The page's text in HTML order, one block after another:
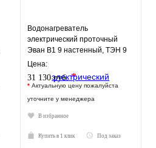
Водонагреватель
электрический проточный
Эван В1 9 настенный, ТЭН 9
кВт.
Цена:
31 130 руб.*
* Актуальную цену пожалуйста
уточните у менеджера
В избранное
Купить в 1 клик Под заказ